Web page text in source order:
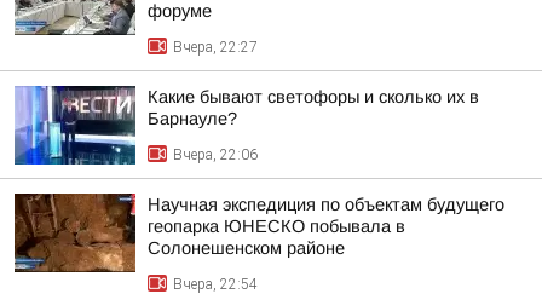
форуме
Вчера, 22:27
Какие бывают светофоры и сколько их в
Барнауле?
Вчера, 22:06
Научная экспедиция по объектам будущего
геопарка ЮНЕСКО побывала в
Солонешенском районе
Вчера, 22:54